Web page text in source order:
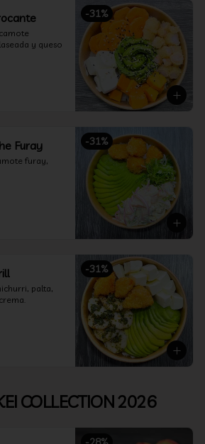
-31%
y queso
-31%
Furay
furay,
-31%
palta,
COLLECTION 2026